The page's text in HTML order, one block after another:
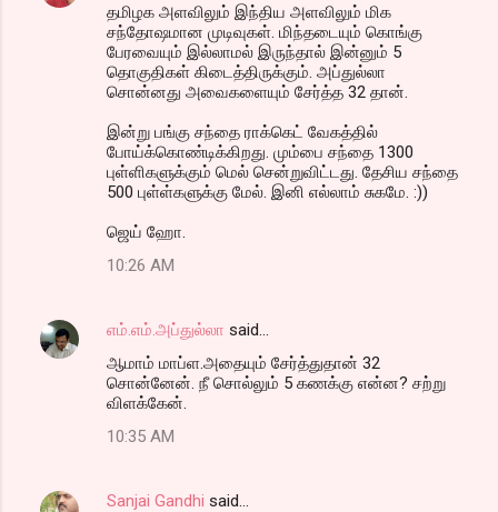
தமிழக அளவிலும் இந்திய அளவிலும் மிக
சந்தோஷமான முடிவுகள். மிந்தடையும் கொங்கு
பேரவையும் இல்லாமல் இருந்தால் இன்னும் 5
தொகுதிகள் கிடைத்திருக்கும். அப்துல்லா
சொன்னது அவைகளையும் சேர்த்த 32 தான்.
இன்று பங்கு சந்தை ராக்கெட் வேகத்தில்
போய்க்கொண்டிக்கிறது. மும்பை சந்தை 1300
புள்ளிகளுக்கும் மெல் சென்றுவிட்டது. தேசிய சந்தை
500 புள்ள்களுக்கு மேல். இனி எல்லாம் சுகமே. :))
ஜெய் ஹோ.
10:26 AM
எம்.எம்.அப்துல்லா said…
ஆமாம் மாப்ள.அதையும் சேர்த்துதான் 32
சொன்னேன். நீ சொல்லும் 5 கணக்கு என்ன? சற்று
விளக்கேன்.
10:35 AM
Sanjai Gandhi said…